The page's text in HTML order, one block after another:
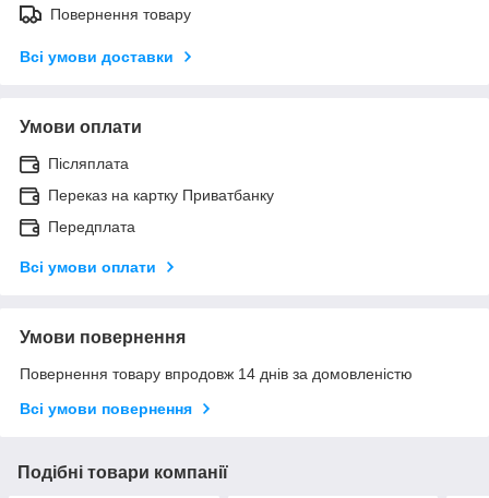
Повернення товару
Всі умови доставки
Умови оплати
Післяплата
Переказ на картку Приватбанку
Передплата
Всі умови оплати
Умови повернення
Повернення товару впродовж 14 днів за домовленістю
Всі умови повернення
Подібні товари компанії